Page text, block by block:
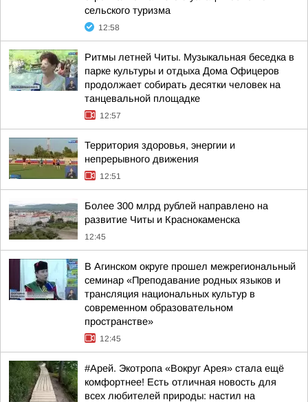
сельского туризма
12:58
Ритмы летней Читы. Музыкальная беседка в
парке культуры и отдыха Дома Офицеров
продолжает собирать десятки человек на
танцевальной площадке
12:57
Территория здоровья, энергии и
непрерывного движения
12:51
Более 300 млрд рублей направлено на
развитие Читы и Краснокаменска
12:45
В Агинском округе прошел межрегиональный
семинар «Преподавание родных языков и
трансляция национальных культур в
современном образовательном
пространстве»
12:45
#Арей. Экотропа «Вокруг Арея» стала ещё
комфортнее! Есть отличная новость для
всех любителей природы: настил на